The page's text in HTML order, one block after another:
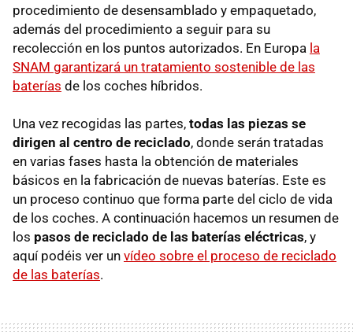
procedimiento de desensamblado y empaquetado,
además del procedimiento a seguir para su
recolección en los puntos autorizados. En Europa la
SNAM garantizará un tratamiento sostenible de las
baterías de los coches híbridos.
Una vez recogidas las partes, todas las piezas se
dirigen al centro de reciclado, donde serán tratadas
en varias fases hasta la obtención de materiales
básicos en la fabricación de nuevas baterías. Este es
un proceso continuo que forma parte del ciclo de vida
de los coches. A continuación hacemos un resumen de
los pasos de reciclado de las baterías eléctricas, y
aquí podéis ver un vídeo sobre el proceso de reciclado
de las baterías.